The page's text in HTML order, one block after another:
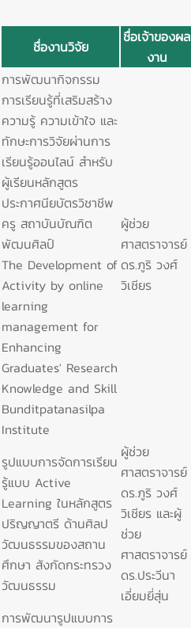
ชื่องานวิจัย
ชื่อเจ้าของผล
งาน
การพัฒนากิจกรรม
การเรียนรู้ที่เสริมสร้าง
ความรู้ ความเข้าใจ และ
ทักษะการวิจัยผ่านการ
เรียนรู้ออนไลน์ สำหรับ
ผู้เรียนหลักสูตร
ประกาศนียบัตรวิชาชีพ
ครู สถาบันบัณฑิต
พัฒนศิลป์
The Development of
Activity by online
learning
management for
Enhancing
Graduates' Research
Knowledge and Skill
Bunditpatanasilpa
Institute
ผู้ช่วย
ศาสตราจารย์
ดร.ภูริ วงศ์
วิเชียร
รูปแบบการจัดการเรียน
รู้แบบ Active
Learning ในหลักสูตร
ปริญญาตรี ด้านศิลป
วัฒนธรรมของสถาน
ศึกษา สังกัดกระทรวง
วัฒนธรรม
ผู้ช่วย
ศาสตราจารย์
ดร.ภูริ วงศ์
วิเชียร และผู้
ช่วย
ศาสตราจารย์
ดร.ประวีนา
เอี่ยมยี่สุ่น
การพัฒนารูปแบบการ